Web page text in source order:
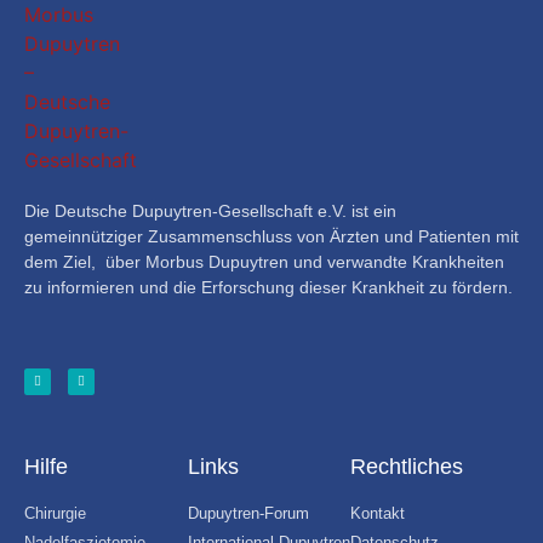
Die Deutsche Dupuytren-Gesellschaft e.V. ist ein
gemeinnütziger Zusammenschluss von Ärzten und Patienten mit
dem Ziel, über Morbus Dupuytren und verwandte Krankheiten
zu informieren und die Erforschung dieser Krankheit zu fördern.
Hilfe
Chirurgie
Links
Dupuytren-Forum
Rechtliches
Kontakt